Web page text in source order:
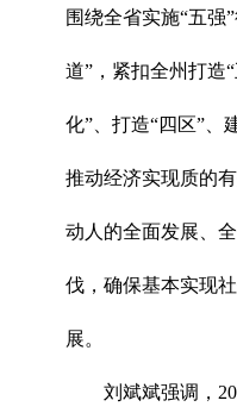
围绕全省实施“五强
道”，紧扣全州打造
化”、打造“四区”、
推动经济实现质的
动人的全面发展、
伐，确保基本实现
展。
刘斌斌强调，